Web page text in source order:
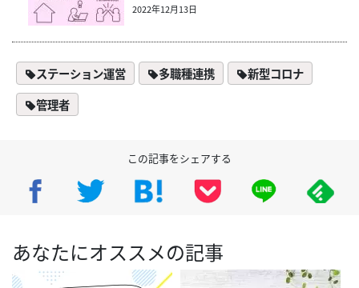
2022年12月13日
ステーション運営 多職種連携
新型コロナ
管理者
この記事をシェアする
あなたにオススメの記事